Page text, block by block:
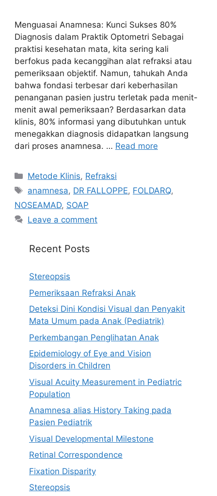
Menguasai Anamnesa: Kunci Sukses 80%
Diagnosis dalam Praktik Optometri Sebagai
praktisi kesehatan mata, kita sering kali
berfokus pada kecanggihan alat refraksi atau
pemeriksaan objektif. Namun, tahukah Anda
bahwa fondasi terbesar dari keberhasilan
penanganan pasien justru terletak pada menit-
menit awal pemeriksaan? Berdasarkan data
klinis, 80% informasi yang dibutuhkan untuk
menegakkan diagnosis didapatkan langsung
dari proses anamnesa. … Read more
Categories
Metode Klinis, Refraksi
Tags
anamnesa, DR FALLOPPE, FOLDARQ,
NOSEAMAD, SOAP
Leave a comment
Recent Posts
Stereopsis
Pemeriksaan Refraksi Anak
Deteksi Dini Kondisi Visual dan Penyakit
Mata Umum pada Anak (Pediatrik)
Perkembangan Penglihatan Anak
Epidemiology of Eye and Vision
Disorders in Children
Visual Acuity Measurement in Pediatric
Population
Anamnesa alias History Taking pada
Pasien Pediatrik
Visual Developmental Milestone
Retinal Correspondence
Fixation Disparity
Stereopsis